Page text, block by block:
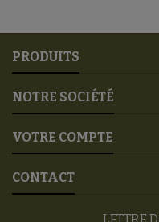
PRODUITS
NOTRE SOCIÉTÉ
VOTRE COMPTE
CONTACT